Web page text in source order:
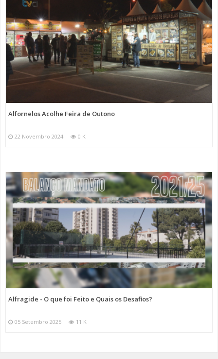
Alfornelos Acolhe Feira de Outono
22 Novembro 2024 0 K
Alfragide - O que foi Feito e Quais os Desafios?
05 Setembro 2025 11 K